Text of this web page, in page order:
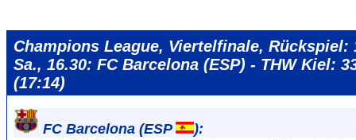
Champions League, Viertelfinale, Rückspiel:
Sa., 16.30: FC Barcelona (ESP) - THW Kiel:
(17:14)
FC Barcelona (ESP ):